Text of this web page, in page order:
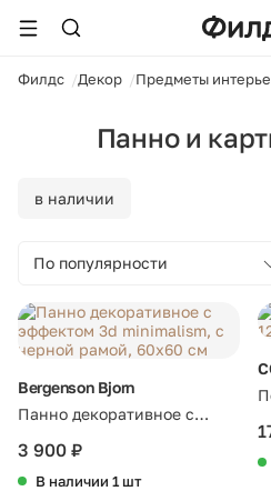
Филдс Декор Предметы
Панно и
в наличии
По популярности
Bergenson Bjorn
Панно декоративное с
эффектом 3d minimalism, с
3 900 ₽
В наличии 1 шт